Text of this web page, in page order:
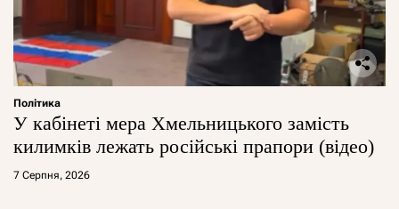
Політика
У кабінеті мера Хмельницького замість
килимків лежать російські прапори (відео)
7 Серпня, 2026